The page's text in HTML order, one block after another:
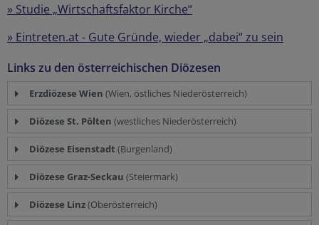
» Studie „Wirtschaftsfaktor Kirche“
» Eintreten.at - Gute Gründe, wieder „dabei“ zu sein
Links zu den österreichischen Diözesen
Erzdiözese Wien (Wien, östliches Niederösterreich)
Diözese St. Pölten (westliches Niederösterreich)
Diözese Eisenstadt (Burgenland)
Diözese Graz-Seckau (Steiermark)
Diözese Linz(Oberösterreich)